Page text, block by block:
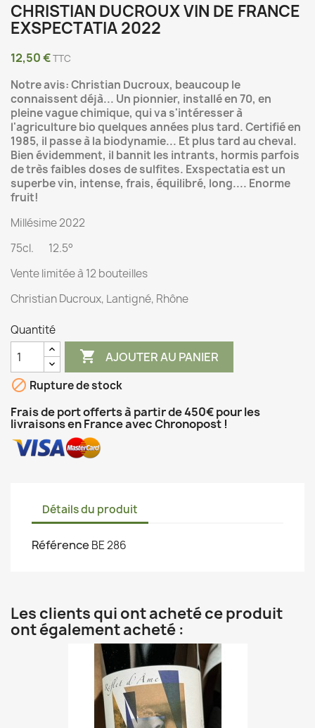
CHRISTIAN DUCROUX VIN DE FRANCE
EXSPECTATIA 2022
12,50 €TTC
Notre avis: Christian Ducroux, beaucoup le
connaissent déjà... Un pionnier, installé en 70, en
pleine vague chimique, qui va s'intéresser à
l'agriculture bio quelques années plus tard. Certifié en
1985, il passe à la biodynamie... Et plus tard au cheval.
Bien évidemment, il bannit les intrants, hormis parfois
de très faibles doses de sulfites. Exspectatia est un
superbe vin, intense, frais, équilibré, long.... Enorme
fruit!
Millésime 2022
75cl. 12.5°
Vente limitée à 12 bouteilles
Christian Ducroux, Lantigné, Rhône
Quantité
 AJOUTER AU PANIER
 Rupture de stock
Frais de port offerts à partir de 450€ pour les
livraisons en France avec Chronopost !
Détails du produit
Référence BE 286
Les clients qui ont acheté ce produit
ont également acheté :